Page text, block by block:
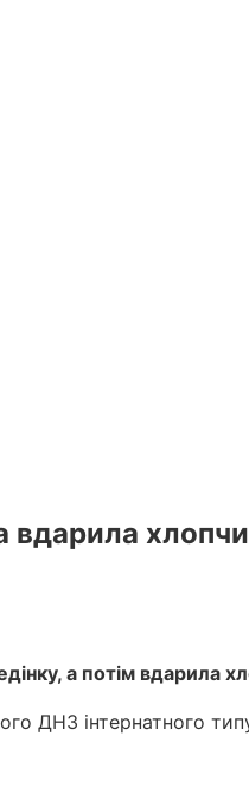
вдарила
а потім вдарила
ДНЗ інтернатного